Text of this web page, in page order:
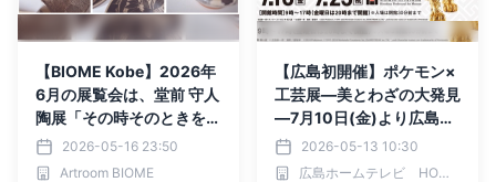
【BIOME Kobe】2026年
6月の展覧会は、堂前 守人
陶展「その時そのときを描
く」2026-05-16 23:50
Artroom BIOME
【広島初開催】ポケモン×
工芸展―美とわざの大発見
―7月10日(金)より広島県
立美術館にて開催！
2026-05-13 10:30
広島ホームテレビ HOMEイベントセンター